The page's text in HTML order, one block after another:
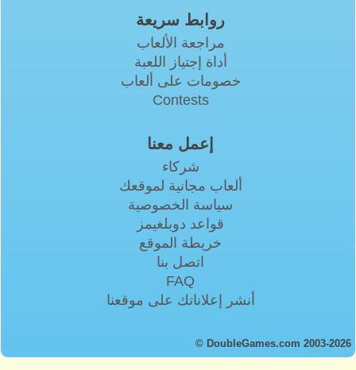
روابط سريعة
مراجعة الألعاب
أداة إجتياز اللعبة
خصومات على ألعاب
Contests
إعمل معنا
شركاء
ألعاب مجانية لموقعك
سياسة الخصوصية
قواعد دوبلغيمز
خريطة الموقع
اتصل بنا
FAQ
أنشر إعلاناتك على موقعنا
© DoubleGames.com 2003-2026